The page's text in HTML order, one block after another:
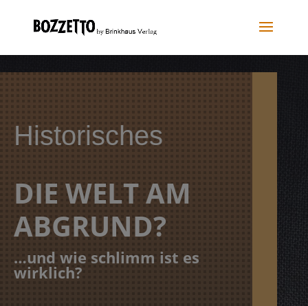
Historisches
DIE WELT AM
ABGRUND?
…und wie schlimm ist es
wirklich?